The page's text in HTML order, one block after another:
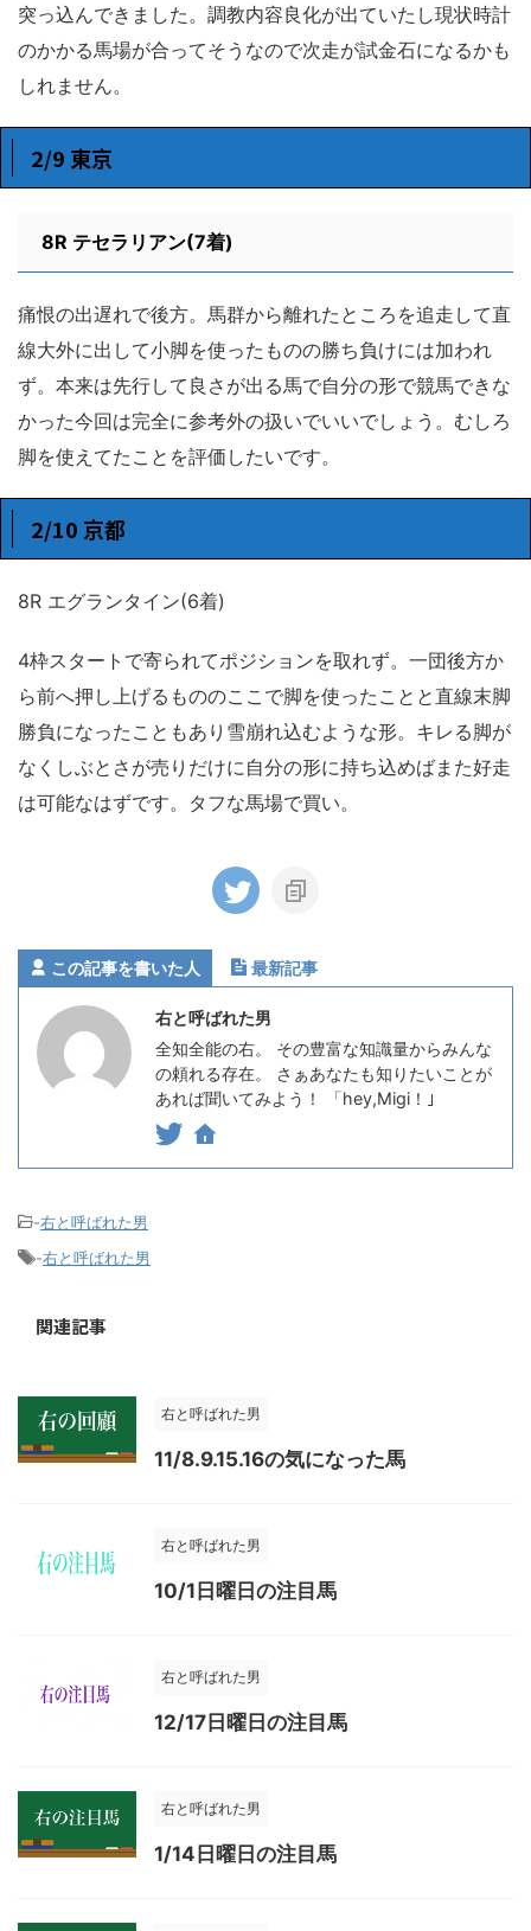
突っ込んできました。調教内容良化が出ていたし現状時計
のかかる馬場が合ってそうなので次走が試金石になるかも
しれません。
2/9 東京
8R テセラリアン(7着)
痛恨の出遅れで後方。馬群から離れたところを追走して直
線大外に出して小脚を使ったものの勝ち負けには加われ
ず。本来は先行して良さが出る馬で自分の形で競馬できな
かった今回は完全に参考外の扱いでいいでしょう。むしろ
脚を使えてたことを評価したいです。
2/10 京都
8R エグランタイン(6着)
4枠スタートで寄られてポジションを取れず。一団後方か
ら前へ押し上げるもののここで脚を使ったことと直線末脚
勝負になったこともあり雪崩れ込むような形。キレる脚が
なくしぶとさが売りだけに自分の形に持ち込めばまた好走
は可能なはずです。タフな馬場で買い。
この記事を書いた人 最新記事
右と呼ばれた男
全知全能の右。 その豊富な知識量からみんな
の頼れる存在。 さぁあなたも知りたいことが
あれば聞いてみよう！ 「hey,Migi！｣
-右と呼ばれた男
-右と呼ばれた男
関連記事
右と呼ばれた男
11/8.9.15.16の気になった馬
右と呼ばれた男
10/1日曜日の注目馬
右と呼ばれた男
12/17日曜日の注目馬
右と呼ばれた男
1/14日曜日の注目馬